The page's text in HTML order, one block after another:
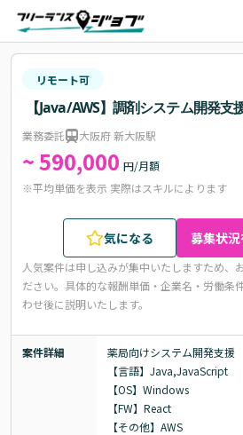
リモート可
【Java/AWS】調剤システム開発支
業務委託 大阪府 新大阪駅
~ 590,000 円/月額
※平均単価を表示 実際はスキルによります
気になる 募集状況
人気案件は申し込みが集中いたしますため、
ださい。 具体的な報酬単価・企業名・労働条
わせ後に説明いたします。
案件詳細
薬局向けシステム開発支援
【言語】Java,JavaScript
【OS】Windows
【FW】React
【その他】AWS